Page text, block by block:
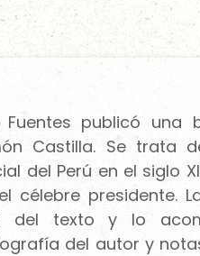
Fuentes publicó
Castilla. Se trata
del Perú en el siglo
célebre presidente.
del texto y lo
del autor y